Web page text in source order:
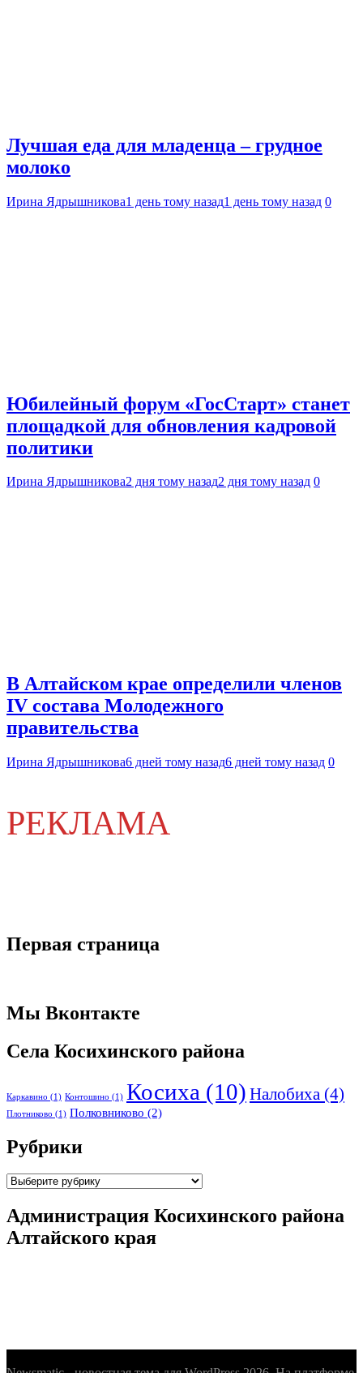
Лучшая еда для младенца – грудное
молоко
Ирина Ядрышникова1 день тому назад1 день тому назад 0
Юбилейный форум «ГосСтарт» станет
площадкой для обновления кадровой
политики
Ирина Ядрышникова2 дня тому назад2 дня тому назад 0
В Алтайском крае определили членов
IV состава Молодежного
правительства
Ирина Ядрышникова6 дней тому назад6 дней тому назад 0
РЕКЛАМА
Первая страница
Мы Вконтакте
Села Косихинского района
Каркавино (1) Контошино (1) Косиха (10) Налобиха (4)
Плотниково (1) Полковниково (2)
Рубрики
Рубрики
Администрация Косихинского района
Алтайского края